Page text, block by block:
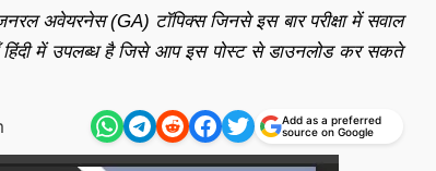
अवेयरनेस (GA) टॉपिक्स जिनसे इस बार परीक्षा में सवाल
में उपलब्ध है जिसे आप इस पोस्ट से डाउनलोड कर सकते
Add as a preferred
source on Google